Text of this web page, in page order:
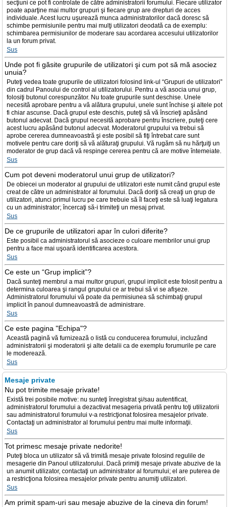
secţiuni ce pot fi controlate de către administratorii forumului. Fiecare utilizator
poate aparţine mai multor grupuri şi fiecare grup are drepturi de acces
individuale. Acest lucru uşurează munca administratorilor dacă doresc să
schimbe permisiunile pentru mai mulţi utilizatori deodată ca de exemplu:
schimbarea permisiunilor de moderare sau acordarea accesului utilizatorilor
la un forum privat.
Sus
Unde pot fi găsite grupurile de utilizatori şi cum pot să mă asociez
unuia?
Puteţi vedea toate grupurile de utilizatori folosind link-ul “Grupuri de utilizatori”
din cadrul Panoului de control al utilizatorului. Pentru a vă asocia unui grup,
folosiţi butonul corespunzător. Nu toate grupurile sunt deschise. Unele
necesită aprobare pentru a vă alătura grupului, unele sunt închise şi altele pot
fi chiar ascunse. Dacă grupul este deschis, puteţi să vă înscrieţi apăsând
butonul adecvat. Dacă grupul necesită aprobare pentru înscriere, puteţi cere
acest lucru apăsând butonul adecvat. Moderatorul grupului va trebui să
aprobe cererea dumneavoastră şi este posibil să fiţi întrebat care sunt
motivele pentru care doriţi să vă alăturaţi grupului. Vă rugăm să nu hărţuiţi un
moderator de grup dacă vă respinge cererea pentru că are motive întemeiate.
Sus
Cum pot deveni moderatorul unui grup de utilizatori?
De obiecei un moderator al grupului de utilizatori este numit când grupul este
creat de către un administrator al forumului. Dacă doriţi să creaţi un grup de
utilizatori, atunci primul lucru pe care trebuie să îl faceţi este să luaţi legatura
cu un administrator; încercaţi să-i trimiteţi un mesaj privat.
Sus
De ce grupurile de utilizatori apar în culori diferite?
Este posibil ca administratorul să asocieze o culoare membrilor unui grup
pentru a face mai uşoară identificarea acestora.
Sus
Ce este un “Grup implicit”?
Dacă sunteţi membrul a mai multor grupuri, grupul implicit este folosit pentru a
determina culoarea şi rangul grupului ce ar trebui să vi se afişeze.
Administratorul forumului vă poate da permisiunea să schimbaţi grupul
implicit în panoul dumneavoastră de administrare.
Sus
Ce este pagina "Echipa"?
Această pagină vă furnizează o listă cu conducerea forumului, incluzând
administratorii şi moderatorii şi alte detalii ca de exemplu forumurile pe care
le moderează.
Sus
Mesaje private
Nu pot trimite mesaje private!
Există trei posibile motive: nu sunteţi înregistrat şi/sau autentificat,
administratorul forumului a dezactivat mesageria privată pentru toţi utilizatorii
sau administratorul forumului v-a restricţionat folosirea mesajelor private.
Contactaţi un administrator al forumului pentru mai multe informaţii.
Sus
Tot primesc mesaje private nedorite!
Puteţi bloca un utilizator să vă trimită mesaje private folosind regulile de
mesagerie din Panoul utilizatorului. Dacă primiţi mesaje private abuzive de la
un anumit utilizator, contactaţi un administrator al forumului; el are puterea de
a restricţiona folosirea mesajelor private pentru anumiţi utilizatori.
Sus
Am primit spam-uri sau mesaje abuzive de la cineva din forum!